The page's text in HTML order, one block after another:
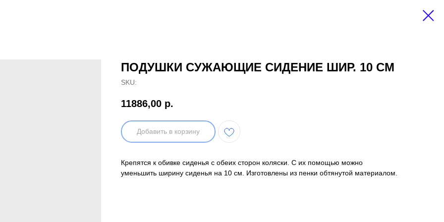
ПОДУШКИ СУЖАЮЩИЕ СИДЕНИЕ ШИР. 10 СМ
SKU:
11886,00 р.
Добавить в корзину
Крепятся к обивке сиденья с обеих сторон коляски. С их помощью можно
уменьшить ширину сиденья на 10 см. Изготовлены из пенки обтянутой материалом.